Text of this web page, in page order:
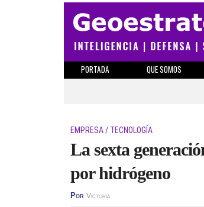
PORTADA QUE SOMOS
EMPRESA / TECNOLOGÍA
La sexta
por hidrógeno
Por Victoria